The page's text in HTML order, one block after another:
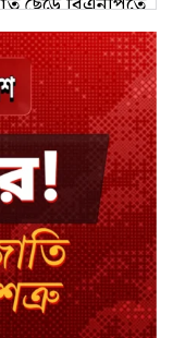
সম্ভাবনা, বাড়তে
ইউএনওর
দুর্ঘটনা, চালকসহ